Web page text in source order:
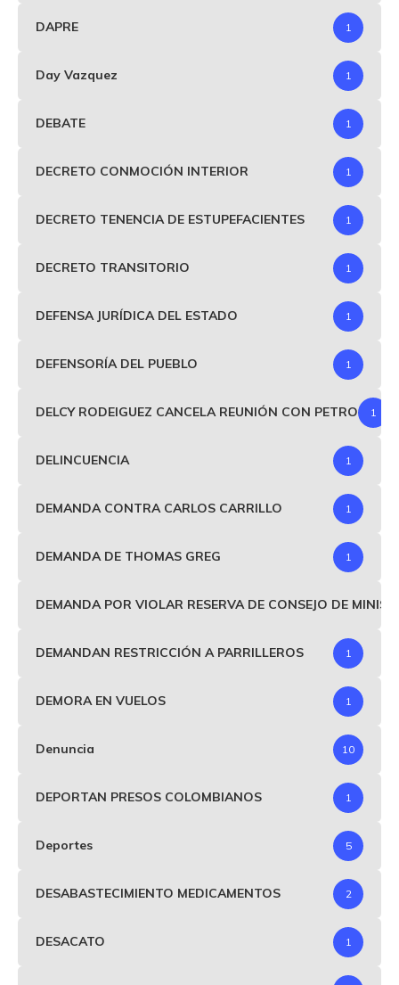
DAPRE 1
Day Vazquez 1
DEBATE 1
DECRETO CONMOCIÓN INTERIOR 1
DECRETO TENENCIA DE ESTUPEFACIENTES 1
DECRETO TRANSITORIO 1
DEFENSA JURÍDICA DEL ESTADO 1
DEFENSORÍA DEL PUEBLO 1
DELCY RODEIGUEZ CANCELA REUNIÓN CON PETRO 1
DELINCUENCIA 1
DEMANDA CONTRA CARLOS CARRILLO 1
DEMANDA DE THOMAS GREG 1
DEMANDA POR VIOLAR RESERVA DE CONSEJO DE
DEMANDAN RESTRICCIÓN A PARRILLEROS 1
DEMORA EN VUELOS 1
Denuncia 10
DEPORTAN PRESOS COLOMBIANOS 1
Deportes 5
DESABASTECIMIENTO MEDICAMENTOS 2
DESACATO 1